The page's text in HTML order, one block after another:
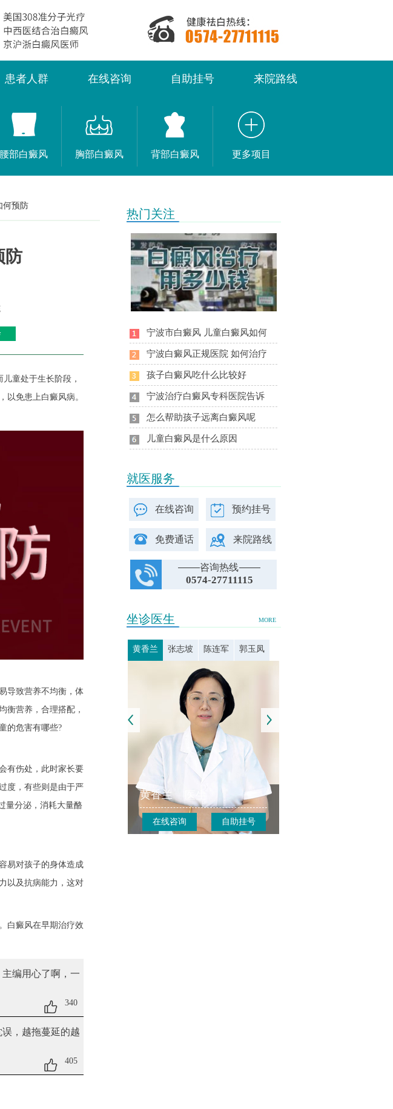
患者人群 在线咨询 自助挂号 来院路线
腰部白癜风 胸部白癜风 背部白癜风 更多项目
何预防
防
童处于生长阶段，
以免患上白癜风病。
导致营养不均衡，体
衡营养，合理搭配，
的危害有哪些?
有伤处，此时家长要
度，有些则是由于严
量分泌，消耗大量酪
易对孩子的身体造成
以及抗病能力，这对
白癜风在早期治疗效
编用心了啊，一
340
，越拖蔓延的越
405
热门关注
宁波市白癜风 儿童白癜风如何
宁波白癜风正规医院 如何治疗
孩子白癜风吃什么比较好
宁波治疗白癜风专科医院告诉
怎么帮助孩子远离白癜风呢
儿童白癜风是什么原因
就医服务
在线咨询 预约挂号
免费通话 来院路线
咨询热线
0574-27711115
MORE
坐诊医生
黄香兰 张志坡 陈连军 郭玉凤
黄香兰
在线咨询 自助挂号